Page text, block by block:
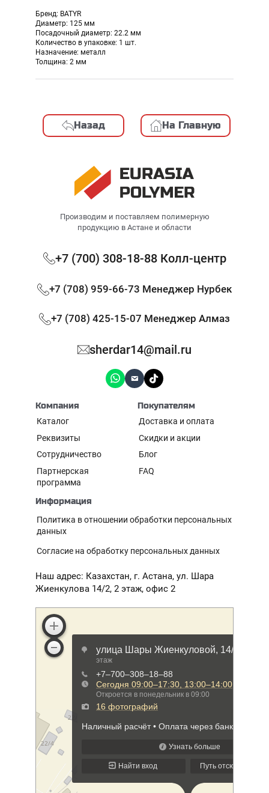
Бренд: BATYR
Диаметр: 125 мм
Посадочный диаметр: 22.2 мм
Количество в упаковке: 1 шт.
Назначение: металл
Толщина: 2 мм
Назад На Главную
Производим и поставляем полимерную
продукцию в Астане и области
+7 (700) 308-18-88 Колл-центр
+7 (708) 959-66-73 Менеджер Нурбек
+7 (708) 425-15-07 Менеджер Алмаз
sherdar14@mail.ru
Компания
Каталог
Реквизиты
Сотрудничество
Партнерская
программа
Покупателям
Доставка и оплата
Скидки и акции
Блог
FAQ
Информация
Политика в отношении обработки персональных
данных
Согласие на обработку персональных данных
Наш адрес: Казахстан, г. Астана, ул. Шара
Жиенкулова 14/2, 2 этаж, офис 2